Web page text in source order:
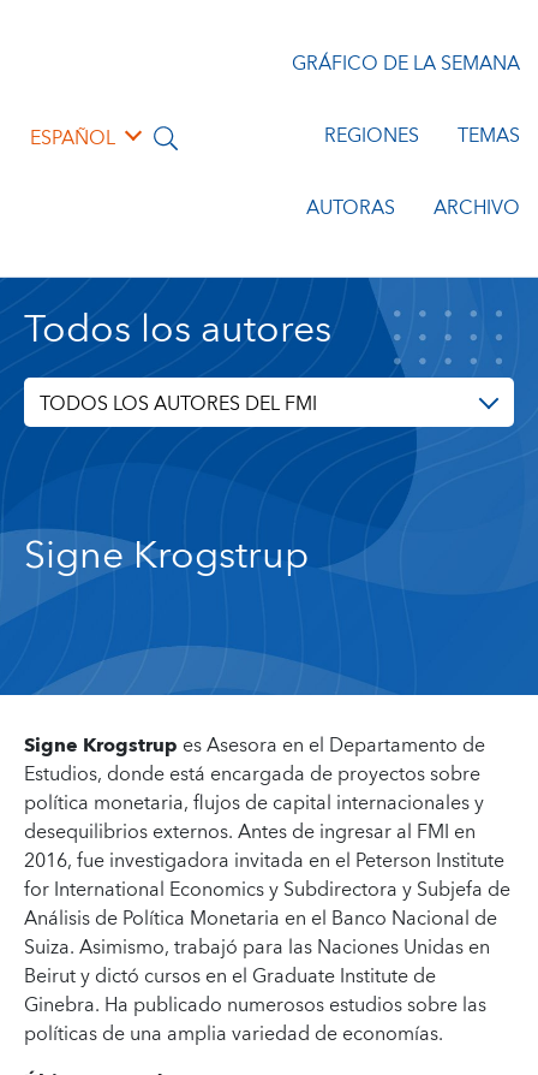
ESPAÑOL
GRÁFICO DE LA SEMANA
REGIONES TEMAS
AUTORAS ARCHIVO
Todos los autores
TODOS LOS AUTORES DEL FMI
Signe Krogstrup
Signe Krogstrup es Asesora en el Departamento de
Estudios, donde está encargada de proyectos sobre
política monetaria, flujos de capital internacionales y
desequilibrios externos. Antes de ingresar al FMI en
2016, fue investigadora invitada en el Peterson Institute
for International Economics y Subdirectora y Subjefa de
Análisis de Política Monetaria en el Banco Nacional de
Suiza. Asimismo, trabajó para las Naciones Unidas en
Beirut y dictó cursos en el Graduate Institute de
Ginebra. Ha publicado numerosos estudios sobre las
políticas de una amplia variedad de economías.